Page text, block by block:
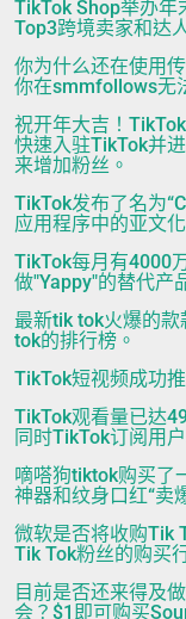
TikTok Shop举办年
Top3跨境卖家和达
你为什么还在使用
你在smmfollows无
祝开年大吉！
快速入驻TikTok并
来增加粉丝。
TikTok发布了名为
应用程序中的亚文
TikTok每月有4000
做"Yappy"的替代产
最新tik tok火爆的
tok的排行榜。
TikTok短视频成功
TikTok观看量已达
同时TikTok订阅用
嘀嗒狗tiktok购买了
神器和纹身口红“卖
微软是否将收购Tik
Tik Tok粉丝的购买
目前是否还来得及
会？$1即可购买